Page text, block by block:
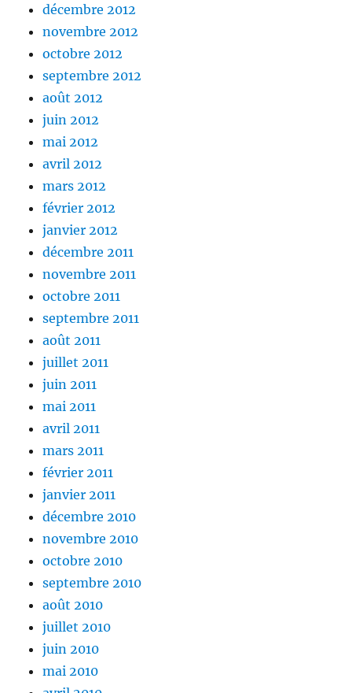
décembre 2012
novembre 2012
octobre 2012
septembre 2012
août 2012
juin 2012
mai 2012
avril 2012
mars 2012
février 2012
janvier 2012
décembre 2011
novembre 2011
octobre 2011
septembre 2011
août 2011
juillet 2011
juin 2011
mai 2011
avril 2011
mars 2011
février 2011
janvier 2011
décembre 2010
novembre 2010
octobre 2010
septembre 2010
août 2010
juillet 2010
juin 2010
mai 2010